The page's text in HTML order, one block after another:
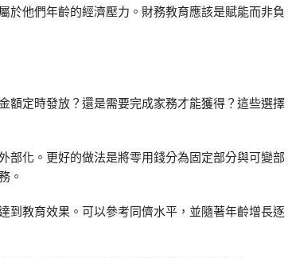
於他們年齡的經濟壓力。財務教育應該是賦能而非負
額定時發放？還是需要完成家務才能獲得？這些選擇
部化。更好的做法是將零用錢分為固定部分與可變部
。
到教育效果。可以參考同儕水平，並隨著年齡增長逐